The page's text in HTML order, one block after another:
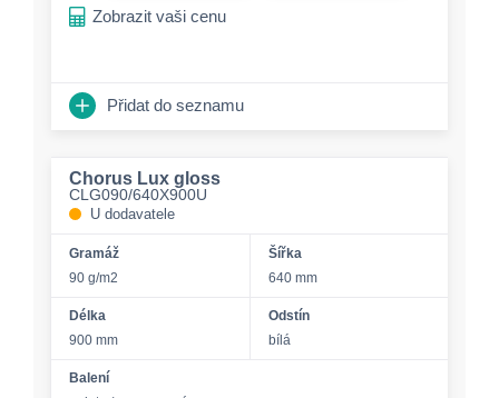
Zobrazit vaši cenu
Přidat do seznamu
Chorus Lux gloss
CLG090/640X900U
U dodavatele
Gramáž
90 g/m2
Šířka
640 mm
Délka
900 mm
Odstín
bílá
Balení